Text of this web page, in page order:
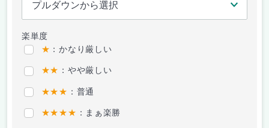
楽単度
★ ：かなり厳しい
★★ ：やや厳しい
★★★ ：普通
★★★★ ：まぁ楽勝